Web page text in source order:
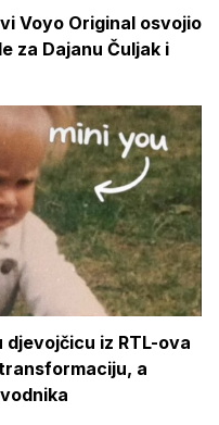
Voyo Original osvojio
za Dajanu Čuljak i
iz RTL-ova
a